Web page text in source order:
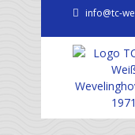
info@tc-